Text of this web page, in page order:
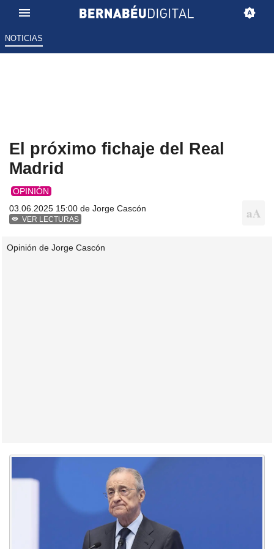
NOTICIAS
El próximo fichaje del Real
Madrid
OPINIÓN
03.06.2025 15:00 de Jorge Cascón
VER LECTURAS
Opinión de Jorge Cascón